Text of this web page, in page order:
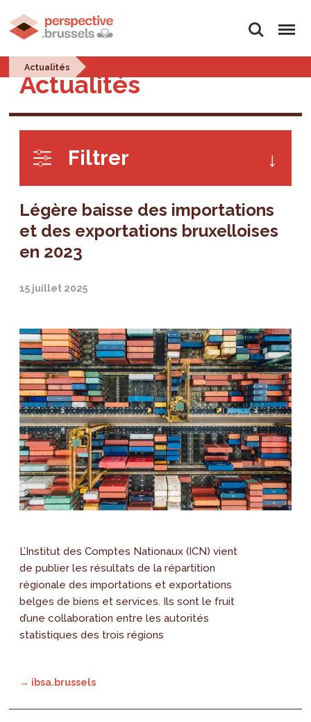
Rechercher
Menu
Actualités
Actualités
Filtrer
Légère baisse des importations
et des exportations bruxelloises
en 2023
15 juillet 2025
L’Institut des Comptes Nationaux (ICN) vient
de publier les résultats de la répartition
régionale des importations et exportations
belges de biens et services. Ils sont le fruit
d’une collaboration entre les autorités
statistiques des trois régions
→ ibsa.brussels